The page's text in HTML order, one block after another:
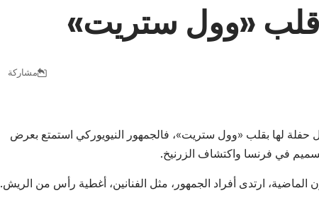
«وول ستريت»
مشاركة
حفلة لها بقلب «وول ستريت»، فالجمهور النيويوركي استمتع بعرض
في فرنسا واكتشاف الزرنيخ.
ارتدى أفراد الجمهور، مثل الفنانين، أغطية رأس من الريش.